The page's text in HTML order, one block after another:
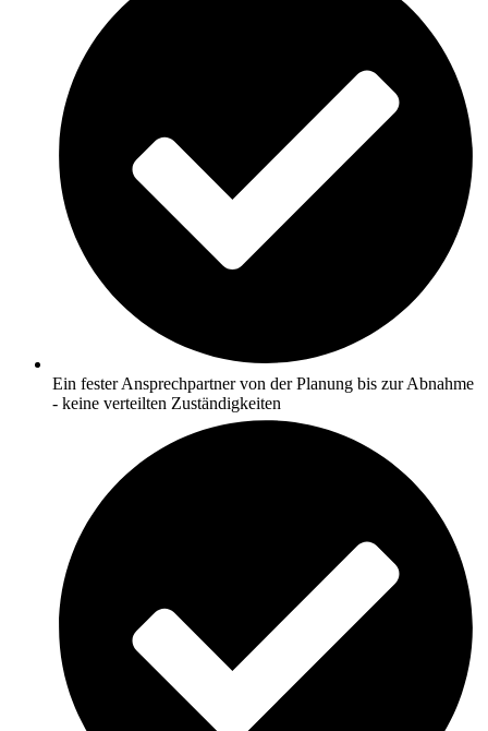
Ein fester Ansprechpartner von der Planung bis zur Abnahme
- keine verteilten Zuständigkeiten